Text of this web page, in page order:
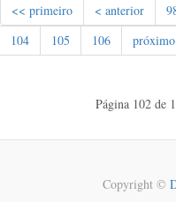
<< primeiro < anterior
104
105 106
Página 102 de
Copyright ©